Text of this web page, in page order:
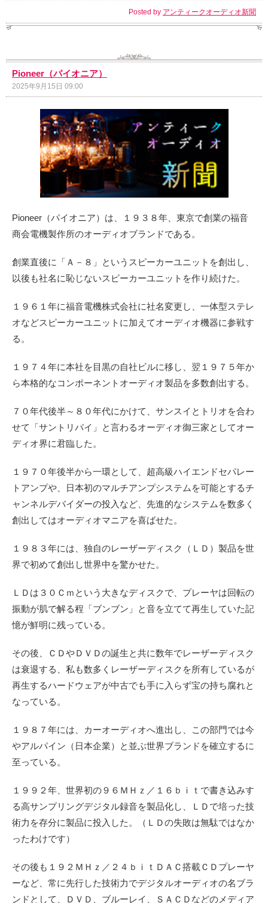
Posted by アンティークオーディオ新聞
Pioneer（パイオニア）
2025年9月15日 09:00
Pioneer（パイオニア）は、１９３８年、東京で創業の福音
商会電機製作所のオーディオブランドである。
創業直後に「Ａ－８」というスピーカーユニットを創出し、
以後も社名に恥じないスピーカーユニットを作り続けた。
１９６１年に福音電機株式会社に社名変更し、一体型ステレ
オなどスピーカーユニットに加えてオーディオ機器に参戦す
る。
１９７４年に本社を目黒の自社ビルに移し、翌１９７５年か
ら本格的なコンポーネントオーディオ製品を多数創出する。
７０年代後半～８０年代にかけて、サンスイとトリオを合わ
せて「サントリパイ」と言わるオーディオ御三家としてオー
ディオ界に君臨した。
１９７０年後半から一環として、超高級ハイエンドセパレー
トアンプや、日本初のマルチアンプシステムを可能とするチ
ャンネルデバイダーの投入など、先進的なシステムを数多く
創出してはオーディオマニアを喜ばせた。
１９８３年には、独自のレーザーディスク（ＬＤ）製品を世
界で初めて創出し世界中を驚かせた。
ＬＤは３０Ｃｍという大きなディスクで、プレーヤは回転の
振動が肌で解る程「ブンブン」と音を立てて再生していた記
憶が鮮明に残っている。
その後、ＣＤやＤＶＤの誕生と共に数年でレーザーディスク
は衰退する、私も数多くレーザーディスクを所有しているが
再生するハードウェアが中古でも手に入らず宝の持ち腐れと
なっている。
１９８７年には、カーオーディオへ進出し、この部門では今
やアルパイン（日本企業）と並ぶ世界ブランドを確立するに
至っている。
１９９２年、世界初の９６ＭＨｚ／１６ｂｉｔで書き込みす
る高サンプリングデジタル録音を製品化し、ＬＤで培った技
術力を存分に製品に投入した。（ＬＤの失敗は無駄ではなか
ったわけです）
その後も１９２ＭＨｚ／２４ｂｉｔＤＡＣ搭載ＣＤプレーヤ
ーなど、常に先行した技術力でデジタルオーディオの名ブラ
ンドとして、ＤＶＤ、ブルーレイ、ＳＡＣＤなどのメディア